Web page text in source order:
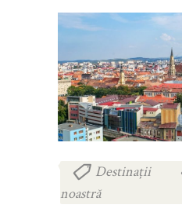
Destinații
noastră